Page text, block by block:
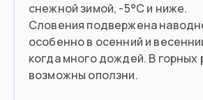
снежной зимой, -5°C и ниже.
Словения подвержена
особенно в осенний и
когда много дождей. В горных
возможны оползни.